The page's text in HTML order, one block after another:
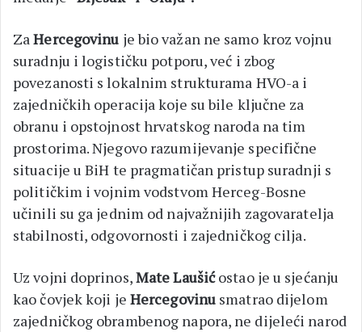
ZaHercegovinu je bio važan ne samo kroz vojnu
suradnju i logističku potporu, već i zbog
povezanosti s lokalnim strukturama HVO-a i
zajedničkih operacija koje su bile ključne za
obranu i opstojnost hrvatskog naroda na tim
prostorima. Njegovo razumijevanje specifične
situacije u BiH te pragmatičan pristup suradnji s
političkim i vojnim vodstvom Herceg-Bosne
učinili su ga jednim od najvažnijih zagovaratelja
stabilnosti, odgovornosti i zajedničkog cilja.
Uz vojni doprinos,Mate Laušićostao je u sjećanju
kao čovjek koji je Hercegovinu smatrao dijelom
zajedničkog obrambenog napora, ne dijeleći narod